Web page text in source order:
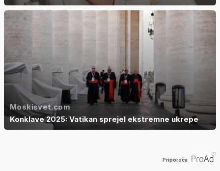
Moskisvet.com
Konklave 2025: Vatikan sprejel ekstremne ukrepe
Priporoča